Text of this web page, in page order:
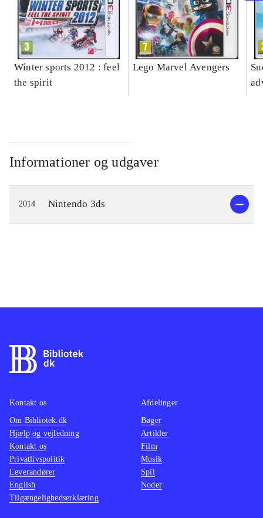
Winter sports 2012 : feel
the spirit
Lego Marvel Avengers
Informationer og udgaver
2014 Nintendo 3ds
Kontakt os
Om Bibliotek.dk
Hjælp og vejledning
Kontakt os
Privatlivspolitik
Leverandører
English
Tilgængelighedserklæring
Afdelinger
Bøger
Artikler
Film
Musik
Spil
Noder